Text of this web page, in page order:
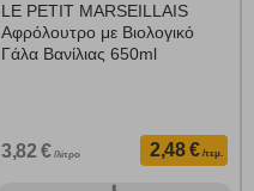
LE PETIT MARSEILLAIS
Αφρόλουτρο με Βιολογικό
Γάλα Βανίλιας 650ml
3,82 € /λίτρο 2,48 € /τεμ.